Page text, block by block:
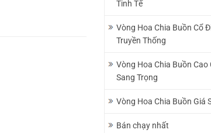
Tinh Tế
Vòng Hoa Chia Buồn Cổ
Truyền Thống
Vòng Hoa Chia Buồn Cao
Sang Trọng
Vòng Hoa Chia Buồn Giá
Bán chạy nhất